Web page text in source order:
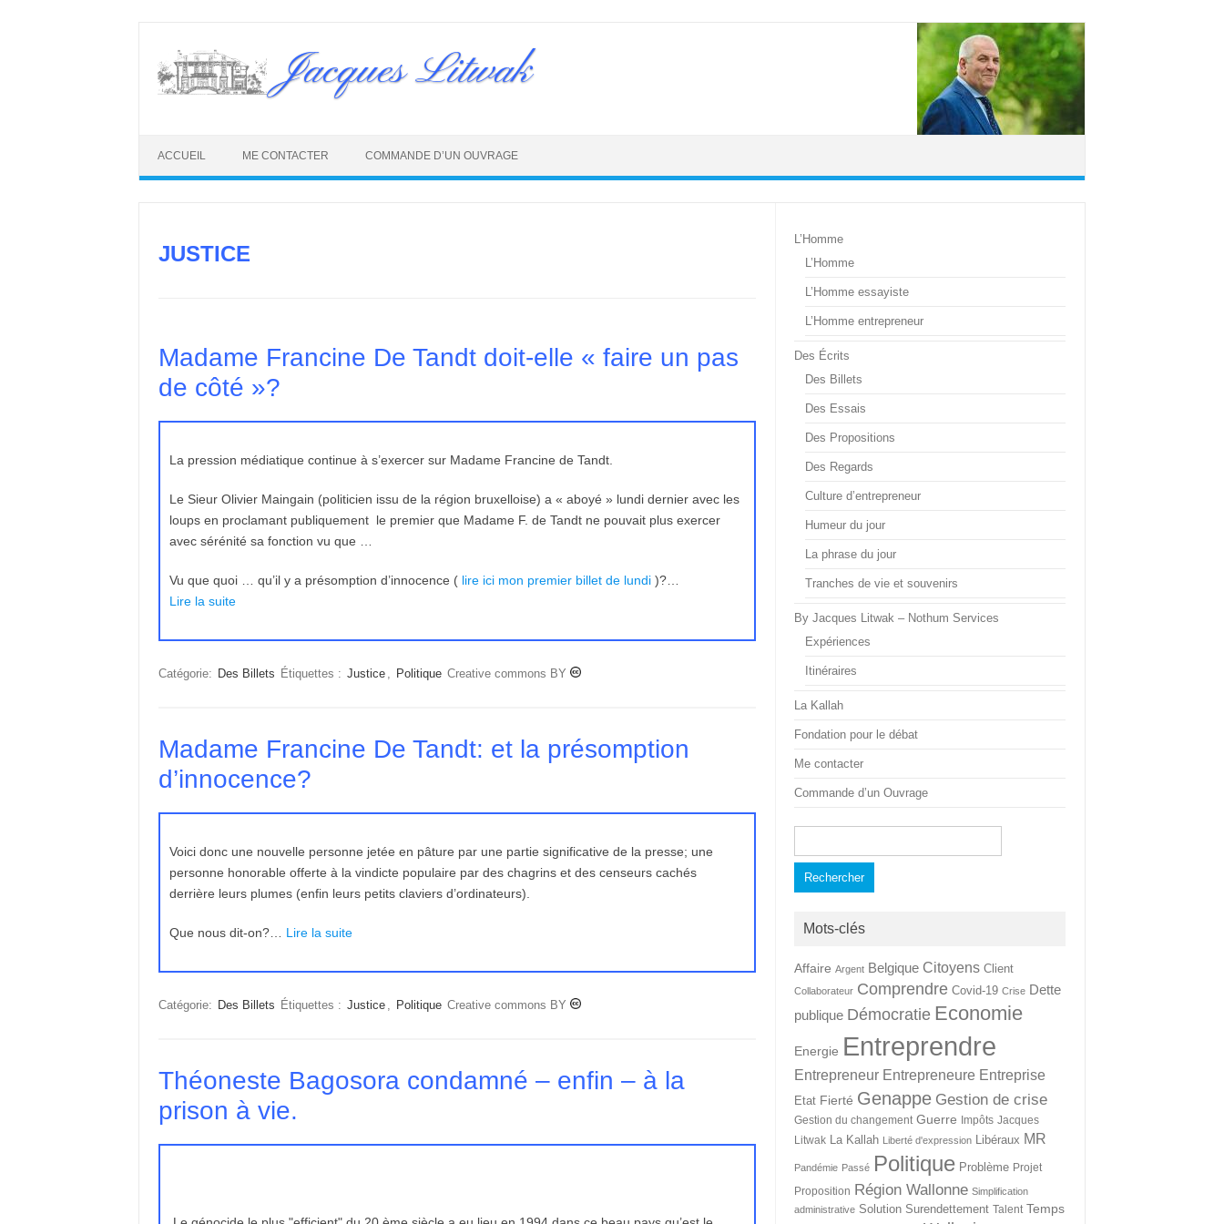
content
Jacques Litwak
ACCUEIL ME CONTACTER COMMANDE D’UN OUVRAGE
JUSTICE
Madame Francine De Tandt doit-elle « faire un pas
de côté »?
La pression médiatique continue à s’exercer sur Madame Francine de Tandt.
Le Sieur Olivier Maingain (politicien issu de la région bruxelloise) a « aboyé » lundi dernier avec les
loups en proclamant publiquement le premier que Madame F. de Tandt ne pouvait plus exercer
avec sérénité sa fonction vu que …
Vu que quoi … qu’il y a présomption d’innocence ( lire ici mon premier billet de lundi)?…
Lire la suite
Catégorie: Des Billets Étiquettes : Justice , Politique Creative commons BY
Madame Francine De Tandt: et la présomption
d’innocence?
Voici donc une nouvelle personne jetée en pâture par une partie significative de la presse; une
personne honorable offerte à la vindicte populaire par des chagrins et des censeurs cachés
derrière leurs plumes (enfin leurs petits claviers d’ordinateurs).
Que nous dit-on?… Lire la suite
Catégorie: Des Billets Étiquettes : Justice , Politique Creative commons BY
Théoneste Bagosora condamné – enfin – à la
prison à vie.
L’Homme
L’Homme
L’Homme essayiste
L’Homme entrepreneur
Des Écrits
Des Billets
Des Essais
Des Propositions
Des Regards
Culture d’entrepreneur
Humeur du jour
La phrase du jour
Tranches de vie et souvenirs
By Jacques Litwak – Nothum Services
Expériences
Itinéraires
La Kallah
Fondation pour le débat
Me contacter
Commande d’un Ouvrage
Mots-clés
Affaire Argent Belgique Citoyens Client
Collaborateur Comprendre Covid-19 Crise Dette
publique Démocratie Economie
Energie Entreprendre
Entrepreneur Entrepreneure Entreprise
Etat Fierté Genappe Gestion de crise
Gestion du changement Guerre Impôts Jacques
Litwak La Kallah Liberté d'expression Libéraux MR
Pandémie Passé Politique Problème Projet
Proposition Région Wallonne Simplification
administrative Solution Surendettement Talent Temps